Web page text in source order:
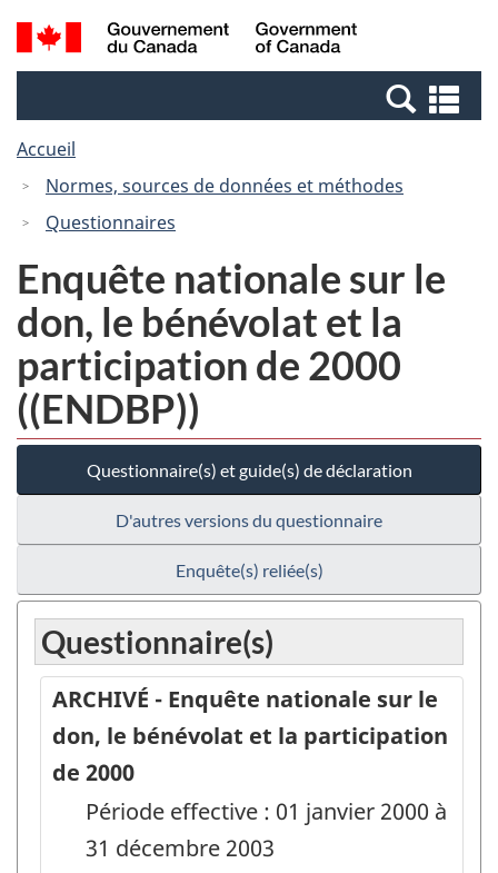
Passer
au
Passer
à
Canada
Recherche
et
et
Accueil
Normes, sources de données et méthodes
Questionnaires
Enquête nationale sur le
don, le bénévolat et la
participation de 2000
((ENDBP))
Questionnaire(s) et guide(s) de déclaration
D'autres versions du questionnaire
Enquête(s) reliée(s)
Questionnaire(s)
ARCHIVÉ - Enquête nationale sur le
don, le bénévolat et la participation
de 2000
Période effective : 01 janvier 2000 à
31 décembre 2003